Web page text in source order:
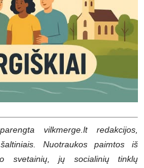
vilkmerge.lt redakcijos,
Nuotraukos paimtos iš
svetainių, jų socialinių tinklų